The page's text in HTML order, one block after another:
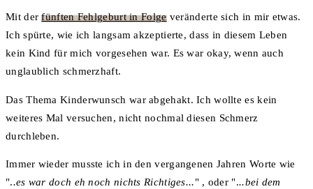
Mit derfünften Fehlgeburt in Folgeveränderte sich in mir etwas.
Ich spürte, wie ich langsam akzeptierte, dass in diesem Leben
kein Kind für mich vorgesehen war. Es war okay, wenn auch
unglaublich schmerzhaft.
Das Thema Kinderwunsch war abgehakt. Ich wollte es kein
weiteres Mal versuchen, nicht nochmal diesen Schmerz
durchleben.
Immer wieder musste ich in den vergangenen Jahren Worte wie
"..es war doch eh noch nichts Richtiges..." , oder "...bei dem